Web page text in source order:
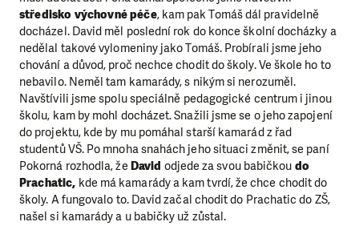
středisko výchovné péče, kam pak Tomáš dál pravidelně
docházel. David měl poslední rok do konce školní docházky a
nedělal takové vylomeniny jako Tomáš. Probírali jsme jeho
chování a důvod, proč nechce chodit do školy. Ve škole ho to
nebavilo. Neměl tam kamarády, s nikým si nerozuměl.
Navštívili jsme spolu speciálně pedagogické centrum i jinou
školu, kam by mohl docházet. Snažili jsme se o jeho zapojení
do projektu, kde by mu pomáhal starší kamarád z řad
studentů VŠ. Po mnoha snahách jeho situaci změnit, se paní
Pokorná rozhodla, že David odjede za svou babičkou do
Prachatic, kde má kamarády a kam tvrdí, že chce chodit do
školy. A fungovalo to. David začal chodit do Prachatic do ZŠ,
našel si kamarády a u babičky už zůstal.